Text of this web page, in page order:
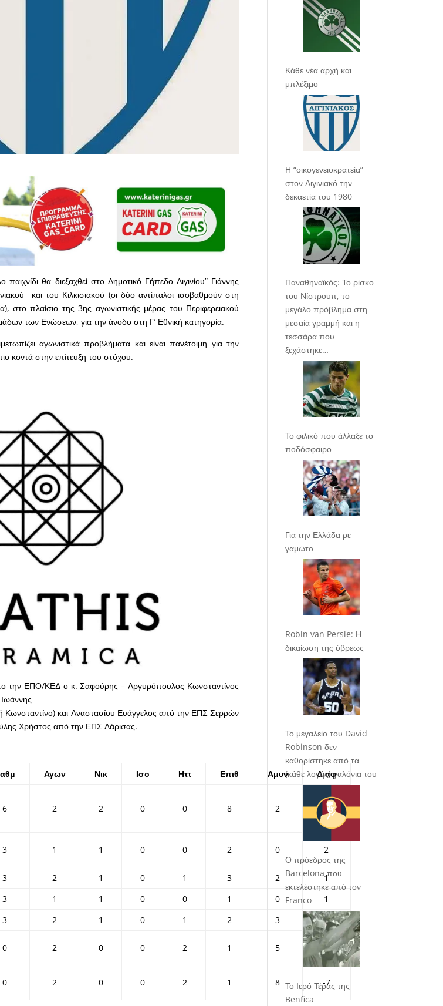
θα διεξαχθεί στο Δημοτικό Γήπεδο Αιγινίου” Γιάννης
και του Κιλκισιακού (οι δύο αντίπαλοι ισοβαθμούν στη
στο πλαίσιο της 3ης αγωνιστικής μέρας του Περιφερειακού
των Ενώσεων, για την άνοδο στη Γ’ Εθνική κατηγορία.
αγωνιστικά προβλήματα και είναι πανέτοιμη για την
κοντά στην επίτευξη του στόχου.
την ΕΠΟ/ΚΕΔ ο κ. Σαφούρης – Αργυρόπουλος Κωνσταντίνος
Κωνσταντίνο) και Αναστασίου Ευάγγελος από την ΕΠΣ Σερρών
Χρήστος από την ΕΠΣ Λάρισας.
Αγων Νικ Ισο Ηττ Επιθ Αμυν Διαφ
6 2 2 0 0 8 2 6
3 1 1 0 0 2 0 2
3 2 1 0 1 3 2
1
3 1 1 0 0 1 0
1
3 2 1 0 1 2 3 -1
0 2 0 0 2 1 5 -4
0 2 0 0 2 1 8 -7
Κάθε νέα αρχή και
μπλέξιμο
Η “οικογενειοκρατεία”
στον Αιγινιακό την
δεκαετία του 1980
Παναθηναϊκός: Το ρίσκο
του Νίστρουπ, το
μεγάλο πρόβλημα στη
μεσαία γραμμή και η
τεσσάρα που
ξεχάστηκε…
Το φιλικό που άλλαξε το
ποδόσφαιρο
Για την Ελλάδα ρε
γαμώτο
Robin van Persie: Η
δικαίωση της ύβρεως
Το μεγαλείο του David
Robinson δεν
καθορίστηκε από τα
(κάθε λογής) γαλόνια του
Ο πρόεδρος της
Barcelona που
εκτελέστηκε από τον
Franco
Το Ιερό Τέρας της
Benfica